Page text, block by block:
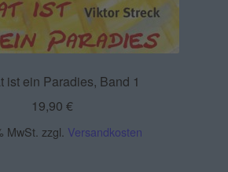
ist ein Paradies, Band 1
19,90 €
MwSt. zzgl. Versandkosten